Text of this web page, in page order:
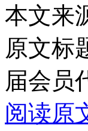
本文来
原文标
届会员
阅读原